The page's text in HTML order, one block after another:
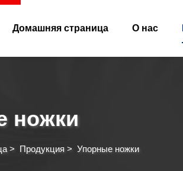
Домашняя страница О нас
ножки
> Продукция > Упорные ножки